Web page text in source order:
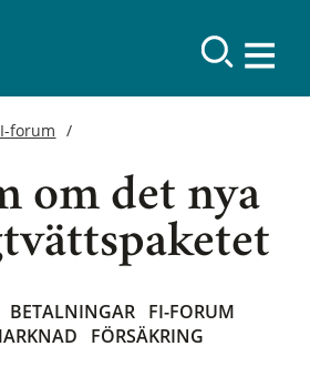
forum
om det nya
BETALNINGAR FI-FORUM
FÖRSÄKRING